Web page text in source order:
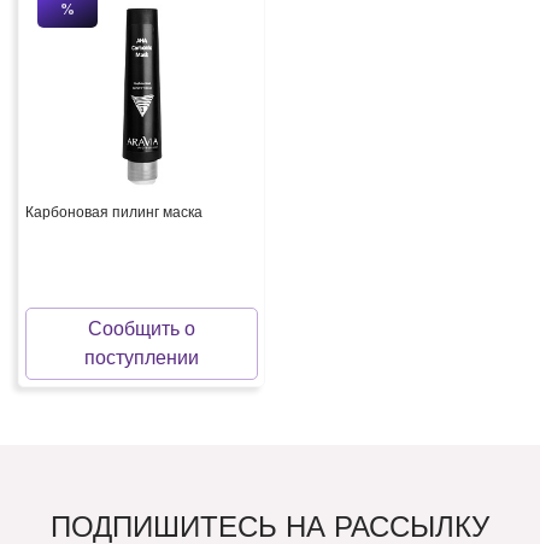
%
Карбоновая пилинг маска
Сообщить о
поступлении
ПОДПИШИТЕСЬ НА РАССЫЛКУ